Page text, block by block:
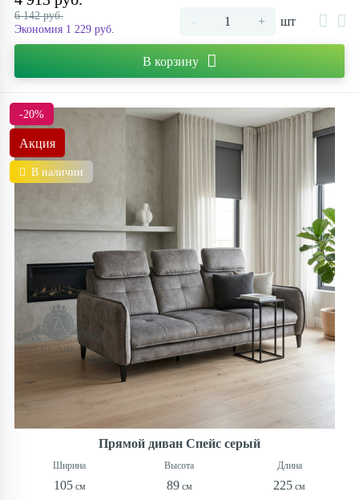
6 142 руб.
Экономия 1 229 руб.
- + шт
В корзину
-20%
Акция
В наличии
Прямой диван Спейс серый
105 89 225